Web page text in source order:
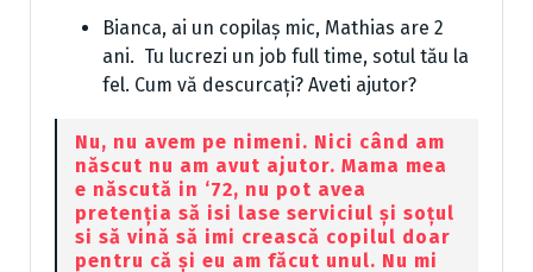
Bianca, ai un copilaș mic, Mathias are 2
ani. Tu lucrezi un job full time, sotul tău la
fel. Cum vă descurcați? Aveti ajutor?
Nu, nu avem pe nimeni. Nici când am
născut nu am avut ajutor. Mama mea
e născută in ‘72, nu pot avea
pretenția să isi lase serviciul și soțul
si să vină să imi crească copilul doar
pentru că și eu am făcut unul. Nu mi